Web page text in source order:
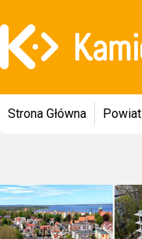
Strona Główna Powiat